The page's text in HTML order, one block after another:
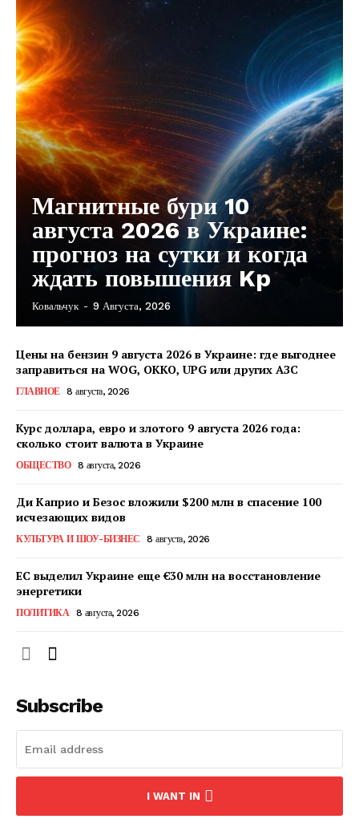
Контакты
Магнитные бури 10
августа 2026 в Украине:
прогноз на сутки и когда
ждать повышения Kp
Ковальчук - 9 Августа, 2026
Цены на бензин 9 августа 2026 в Украине: где выгоднее
заправиться на WOG, OKKO, UPG или других АЗС
ГЛАВНОЕ 8 августа, 2026
Курс доллара, евро и злотого 9 августа 2026 года:
сколько стоит валюта в Украине
ОБЩЕСТВО 8 августа, 2026
Ди Каприо и Безос вложили $200 млн в спасение 100
исчезающих видов
КУЛЬТУРА И ШОУ-БИЗНЕС 8 августа, 2026
ЕС выделил Украине еще €30 млн на восстановление
энергетики
ПОЛИТИКА 8 августа, 2026
Subscribe
I WANT IN